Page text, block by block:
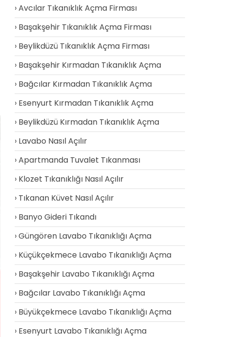
Avcılar Tıkanıklık Açma Firması
Başakşehir Tıkanıklık Açma Firması
Beylikdüzü Tıkanıklık Açma Firması
Başakşehir Kırmadan Tıkanıklık Açma
Bağcılar Kırmadan Tıkanıklık Açma
Esenyurt Kırmadan Tıkanıklık Açma
Beylikdüzü Kırmadan Tıkanıklık Açma
Lavabo Nasıl Açılır
Apartmanda Tuvalet Tıkanması
Klozet Tıkanıklığı Nasıl Açılır
Tıkanan Küvet Nasıl Açılır
Banyo Gideri Tıkandı
Güngören Lavabo Tıkanıklığı Açma
Küçükçekmece Lavabo Tıkanıklığı Açma
Başakşehir Lavabo Tıkanıklığı Açma
Bağcılar Lavabo Tıkanıklığı Açma
Büyükçekmece Lavabo Tıkanıklığı Açma
Esenyurt Lavabo Tıkanıklığı Açma